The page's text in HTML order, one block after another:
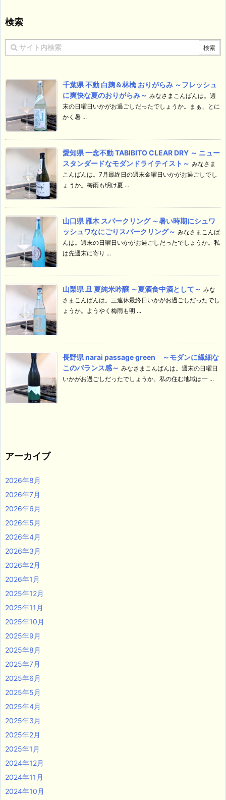
検索
千葉県 不動 白麹＆林檎 おりがらみ ～フレッシュ
に爽快な夏のおりがらみ～ みなさまこんばんは。週
末の日曜日いかがお過ごしだったでしょうか。まぁ、とに
かく暑 ...
愛知県 一念不動 TABIBITO CLEAR DRY ～ ニュー
スタンダードなモダンドライテイスト～ みなさま
こんばんは。7月最終日の週末金曜日いかがお過ごしでし
ょうか。梅雨も明け夏 ...
山口県 雁木 スパークリング ～暑い時期にシュワ
ッシュワなにごりスパークリング～ みなさまこんば
んは。週末の日曜日いかがお過ごしだったでしょうか。私
は先週末に寄り ...
山梨県 旦 夏純米吟醸 ～夏酒食中酒として～ みな
さまこんばんは。三連休最終日いかがお過ごしだったでし
ょうか。ようやく梅雨も明 ...
長野県 narai passage green ～モダンに繊細な
このバランス感～ みなさまこんばんは。週末の日曜日
いかがお過ごしだったでしょうか。私の住む地域は一 ...
アーカイブ
2026年8月
2026年7月
2026年6月
2026年5月
2026年4月
2026年3月
2026年2月
2026年1月
2025年12月
2025年11月
2025年10月
2025年9月
2025年8月
2025年7月
2025年6月
2025年5月
2025年4月
2025年3月
2025年2月
2025年1月
2024年12月
2024年11月
2024年10月